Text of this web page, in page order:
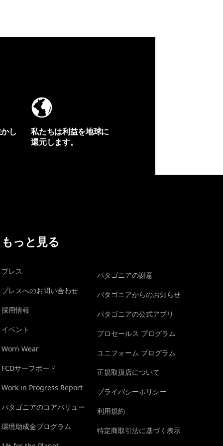
し
私たちは利益を地球に
還元します。
もっと見る
プレス
プレスへのお問い合わせ
採用情報
イベント
Worn Wear
FCDサーフボード
Work in Progress Report
パタゴニアのコアバリュー
環境助成金プログラム
パタゴニアの謝意
パタゴニアからのお知らせ
パタゴニアの公式アプリ
プロセールス プログラム
ユニフォーム プログラム
正規取扱店について
プライバシーポリシー
利用規約
特定商取引法に基づく表示